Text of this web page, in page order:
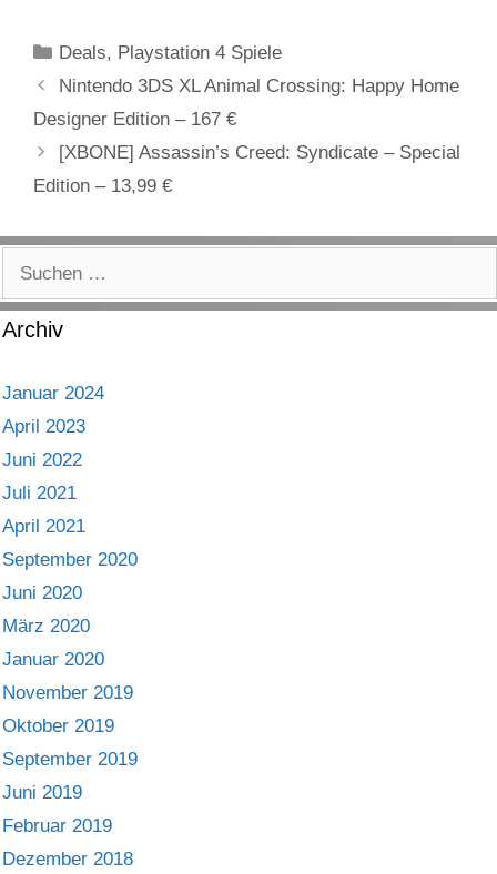
Kategorien
Deals, Playstation 4 Spiele
Nintendo 3DS XL Animal Crossing: Happy Home
Designer Edition – 167 €
[XBONE] Assassin’s Creed: Syndicate – Special
Edition – 13,99 €
Archiv
Januar 2024
April 2023
Juni 2022
Juli 2021
April 2021
September 2020
Juni 2020
März 2020
Januar 2020
November 2019
Oktober 2019
September 2019
Juni 2019
Februar 2019
Dezember 2018